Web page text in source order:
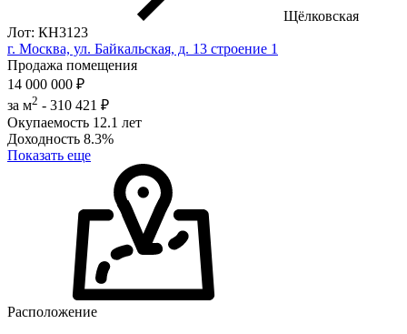
Щёлковская
Лот: КН3123
г. Москва, ул. Байкальская, д. 13 строение 1
Продажа помещения
14 000 000 ₽
за м2 - 310 421 ₽
Окупаемость 12.1 лет
Доходность 8.3%
Показать еще
Расположение